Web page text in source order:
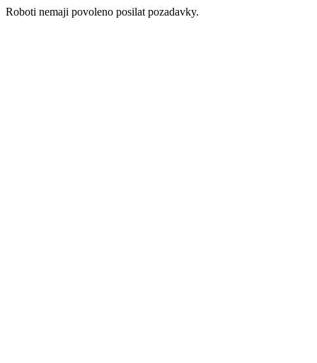
Roboti nemaji povoleno posilat pozadavky.